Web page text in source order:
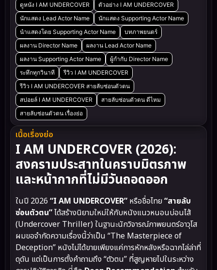
ดูหนัง I AM UNDERCOVER
ตัวอย่าง I AM UNDERCOVER
นักแสดง Lead Actor Name
นักแสดง Supporting Actor Name
นำแสดงโดย Supporting Actor Name
บทภาพยนตร์
ผลงาน Director Name
ผลงาน Lead Actor Name
ผลงาน Supporting Actor Name
ผู้กำกับ Director Name
ระทึกทุกวินาที
รีวิว I AM UNDERCOVER
รีวิว I AM UNDERCOVER สายลับซ่อนตัวตน
สปอยล์ I AM UNDERCOVER
สายลับซ่อนตัวตน ดีไหม
สายลับซ่อนตัวตน เรื่องย่อ
เนื้อเรื่องย่อ
I AM UNDERCOVER (2026):
สงครามประสาทในคราบมิตรภาพ
และหน้ากากที่ไม่มีวันถอดออก
ในปี 2026 “I AM UNDERCOVER” หรือชื่อไทย“สายลับ
ซ่อนตัวตน”ได้สร้างนิยามใหม่ให้กับหนังแนวหนอนบ่อนไส้
(Undercover Thriller) ในฐานะนักวิจารณ์ภาพยนตร์อาวุโส
ผมขอจำกัดความเรื่องนี้ว่าเป็น “The Masterpiece of
Deception” หนังไม่ได้ขายเพียงแค่การหักหลังหรือฉากไล่ล่าที่
ดุดัน แต่เป็นการตั้งคำถามถึง “ตัวตน” ที่สูญหายไปในระหว่าง